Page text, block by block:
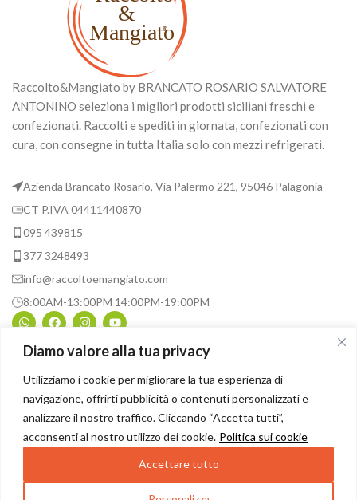
Diamo valore alla tua privacy
Utilizziamo i cookie per migliorare la tua esperienza di
navigazione, offrirti pubblicità o contenuti personalizzati e
analizzare il nostro traffico. Cliccando “Accetta tutti”,
acconsenti al nostro utilizzo dei cookie. Politica sui cookie
Accettare tutto
Raccolto&Mangiato by BRANCATO ROSARIO SALVATORE
ANTONINO seleziona i migliori prodotti siciliani freschi e
confezionati. Raccolti e spediti in giornata, confezionati con
cura, con consegne in tutta Italia solo con mezzi refrigerati.
Azienda Brancato Rosario, Via Palermo 221, 95046 Palagonia
CT P.IVA 04411440870
095 439815
377 3248493
info@raccoltoemangiato.com
8:00AM-13:00PM 14:00PM-19:00PM
ASSISTENZA
© 2026Raccolto e Mangiato. All rights reserved